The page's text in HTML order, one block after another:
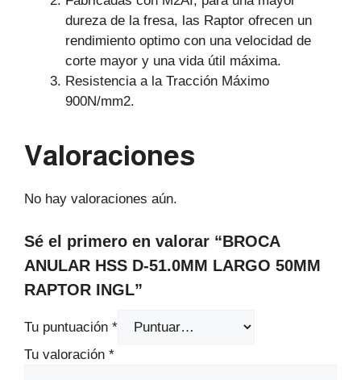
dureza de la fresa, las Raptor ofrecen un
rendimiento optimo con una velocidad de
corte mayor y una vida útil máxima.
Resistencia a la Tracción Máximo
900N/mm2.
Valoraciones
No hay valoraciones aún.
Sé el primero en valorar “BROCA
ANULAR HSS D-51.0MM LARGO 50MM
RAPTOR INGL”
Tu puntuación *
Tu valoración *